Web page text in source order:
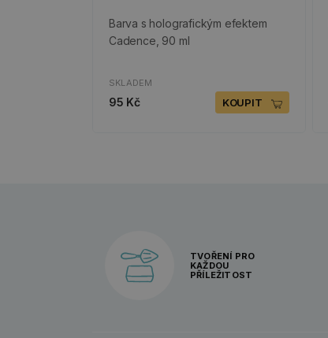
Barva s holografickým efektem
Cadence, 90 ml
SKLADEM
95 Kč KOUPIT
TVOŘENÍ PRO
KAŽDOU
PŘÍLEŽITOST